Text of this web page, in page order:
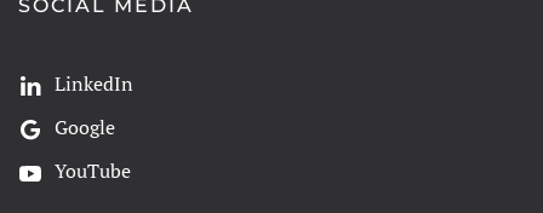
SOCIAL MEDIA
LinkedIn
Google
YouTube